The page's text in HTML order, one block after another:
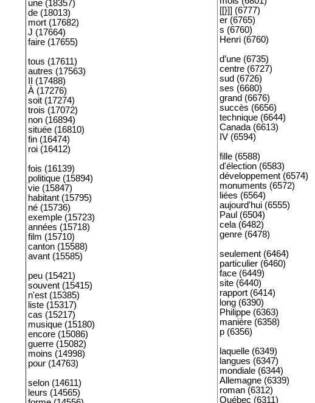
une (18357)
de (18013)
mort (17682)
J (17664)
faire (17655)
tous (17611)
autres (17563)
II (17488)
À (17276)
soit (17274)
trois (17072)
non (16894)
située (16810)
fin (16474)
roi (16412)
fois (16139)
politique (15894)
vie (15847)
habitant (15795)
né (15736)
exemple (15723)
années (15718)
film (15710)
canton (15588)
avant (15585)
peu (15421)
souvent (15415)
n'est (15385)
liste (15317)
cas (15217)
musique (15180)
encore (15086)
guerre (15082)
moins (14998)
pour (14763)
selon (14611)
leurs (14565)
[[}]] (6777)
er (6765)
s (6760)
Henri (6760)
d’une (6735)
centre (6727)
sud (6726)
ses (6680)
grand (6676)
succès (6656)
technique (6644)
Canada (6613)
IV (6594)
fille (6588)
d'élection (6583)
développement (6574)
monuments (6572)
liées (6564)
aujourd'hui (6555)
Paul (6504)
cela (6482)
genre (6478)
seulement (6464)
particulier (6460)
face (6449)
site (6440)
rapport (6414)
long (6390)
Philippe (6363)
manière (6358)
p (6356)
laquelle (6349)
langues (6347)
mondiale (6344)
Allemagne (6339)
roman (6312)
Québec (6311)